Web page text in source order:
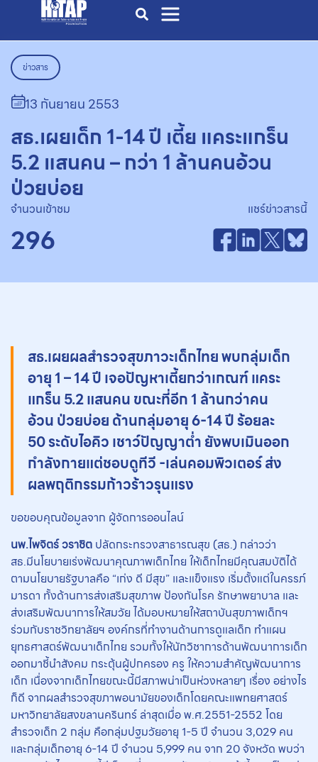
ข่าวสาร
13 กันยายน 2553
สธ.เผยเด็ก 1-14 ปี เตี้ย แคระแกร็น
5.2 แสนคน – กว่า 1 ล้านคนอ้วน
ป่วยบ่อย
จำนวนเข้าชม
296
แชร์ข่าวสารนี้
สธ.เผยผลสำรวจสุขภาวะเด็กไทย พบกลุ่มเด็ก
อายุ 1 – 14 ปี เจอปัญหาเตี้ยกว่าเกณฑ์ แคระ
แกร็น 5.2 แสนคน ขณะที่อีก 1 ล้านกว่าคน
อ้วน ป่วยบ่อย ด้านกลุ่มอายุ 6-14 ปี ร้อยละ
50 ระดับไอคิว เชาว์ปัญญาต่ำ ยังพบเมินออก
กำลังกายแต่ชอบดูทีวี -เล่นคอมพิวเตอร์ ส่ง
ผลพฤติกรรมก้าวร้าวรุนแรง
ขอขอบคุณข้อมูลจาก ผู้จัดการออนไลน์
นพ.ไพจิตร์ วราชิต ปลัดกระทรวงสาธารณสุข (สธ.) กล่าวว่า
สธ.มีนโยบายเร่งพัฒนาคุณภาพเด็กไทย ให้เด็กไทยมีคุณสมบัติได้
ตามนโยบายรัฐบาลคือ “เก่ง ดี มีสุข” และแข็งแรง เริ่มตั้งแต่ในครรภ์
มารดา ทั้งด้านการส่งเสริมสุขภาพ ป้องกันโรค รักษาพยาบาล และ
ส่งเสริมพัฒนาการให้สมวัย ได้มอบหมายให้สถาบันสุขภาพเด็กฯ
ร่วมกับราชวิทยาลัยฯ องค์กรที่ทำงานด้านการดูแลเด็ก ทำแผน
ยุทธศาสตร์พัฒนาเด็กไทย รวมทั้งให้นักวิชาการด้านพัฒนาการเด็ก
ออกมาชี้นำสังคม กระตุ้นผู้ปกครอง ครู ให้ความสำคัญพัฒนาการ
เด็ก เนื่องจากเด็กไทยขณะนี้มีสภาพน่าเป็นห่วงหลายๆ เรื่อง อย่างไร
ก็ดี จากผลสำรวจสุขภาพอนามัยของเด็กโดยคณะแพทยศาสตร์
มหาวิทยาลัยสงขลานครินทร์ ล่าสุดเมื่อ พ.ศ.2551-2552 โดย
สำรวจเด็ก 2 กลุ่ม คือกลุ่มปฐมวัยอายุ 1-5 ปี จำนวน 3,029 คน
และกลุ่มเด็กอายุ 6-14 ปี จำนวน 5,999 คน จาก 20 จังหวัด พบว่า